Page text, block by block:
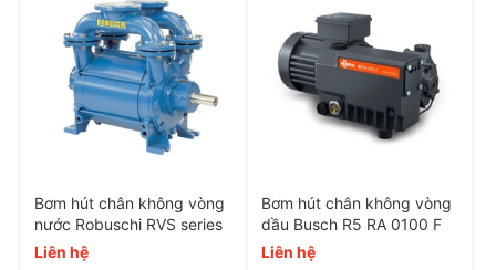
Hiệu suất cao: Thích hợp cho các ứng dụng cần
chân không sâu, lưu lượng lớn.
Ứng dụng của Busch R5 series
phẩm tươi sống và chế biến.
Ngành hóa chất: Sử dụng trong các quy trình
Bơm hút chân không vòng
nước Robuschi RVS series
Liên hệ
Bơm hút chân không vòng
dầu Busch R5 RA 0100 F
Liên hệ